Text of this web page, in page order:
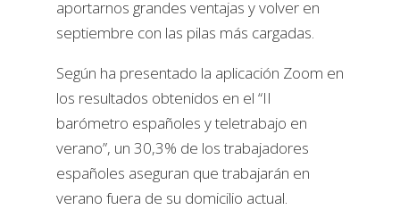
aportarnos grandes ventajas y volver en
septiembre con las pilas más cargadas.
Según ha presentado la aplicación Zoom en
los resultados obtenidos en el “II
barómetro españoles y teletrabajo en
verano”, un 30,3% de los trabajadores
españoles aseguran que trabajarán en
verano fuera de su domicilio actual.